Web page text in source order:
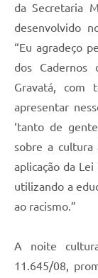
da Secretaria
desenvolvido
“Eu agradeço
dos Cadernos
Gravatá, com
apresentar
‘tanto de
sobre a cultura
aplicação da
utilizando a
ao racismo.”
A noite
11.645/08,